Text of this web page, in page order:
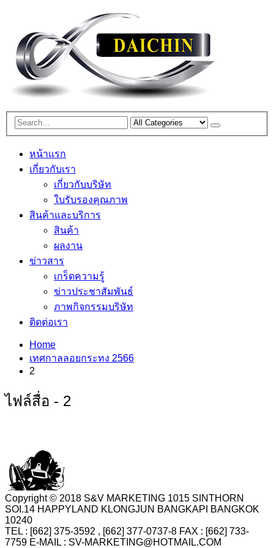
หน้าแรก
เกี่ยวกับเรา
เกี่ยวกับบริษัท
ใบรับรองคุณภาพ
สินค้าและบริการ
สินค้า
ผลงาน
ข่าวสาร
เกร็ดความรู้
ข่าวประชาสัมพันธ์
ภาพกิจกรรมบริษัท
ติดต่อเรา
Home
เทศกาลลอยกระทง 2566
2
ไฟล์สื่อ - 2
Copyright © 2018 S&V MARKETING 1015 SINTHORN
SOI.14 HAPPYLAND KLONGJUN BANGKAPI BANGKOK
10240
TEL : [662] 375-3592 , [662] 377-0737-8 FAX : [662] 733-
7759 E-MAIL : SV-MARKETING@HOTMAIL.COM